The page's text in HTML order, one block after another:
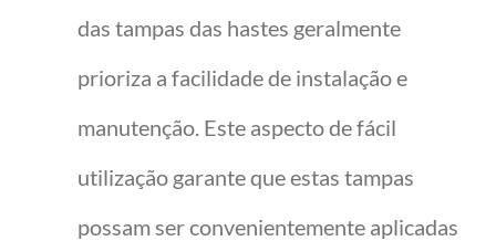
das tampas das hastes geralmente
prioriza a facilidade de instalação e
manutenção. Este aspecto de fácil
utilização garante que estas tampas
possam ser convenientemente aplicadas